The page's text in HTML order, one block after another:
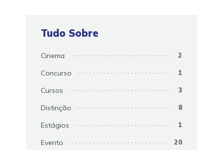
Tudo Sobre
Cinema 2
Concurso 1
Cursos 3
Distinção 8
Estágios 1
Evento 20